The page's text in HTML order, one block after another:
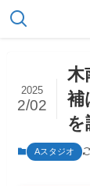
木
補
を
2025
2/02
Aスタジオ